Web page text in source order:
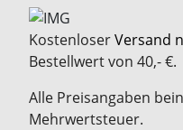
KostenloserVersand
Bestellwert von 40,- €.
Alle Preisangaben
Mehrwertsteuer.